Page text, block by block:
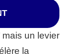
mais un levier
la